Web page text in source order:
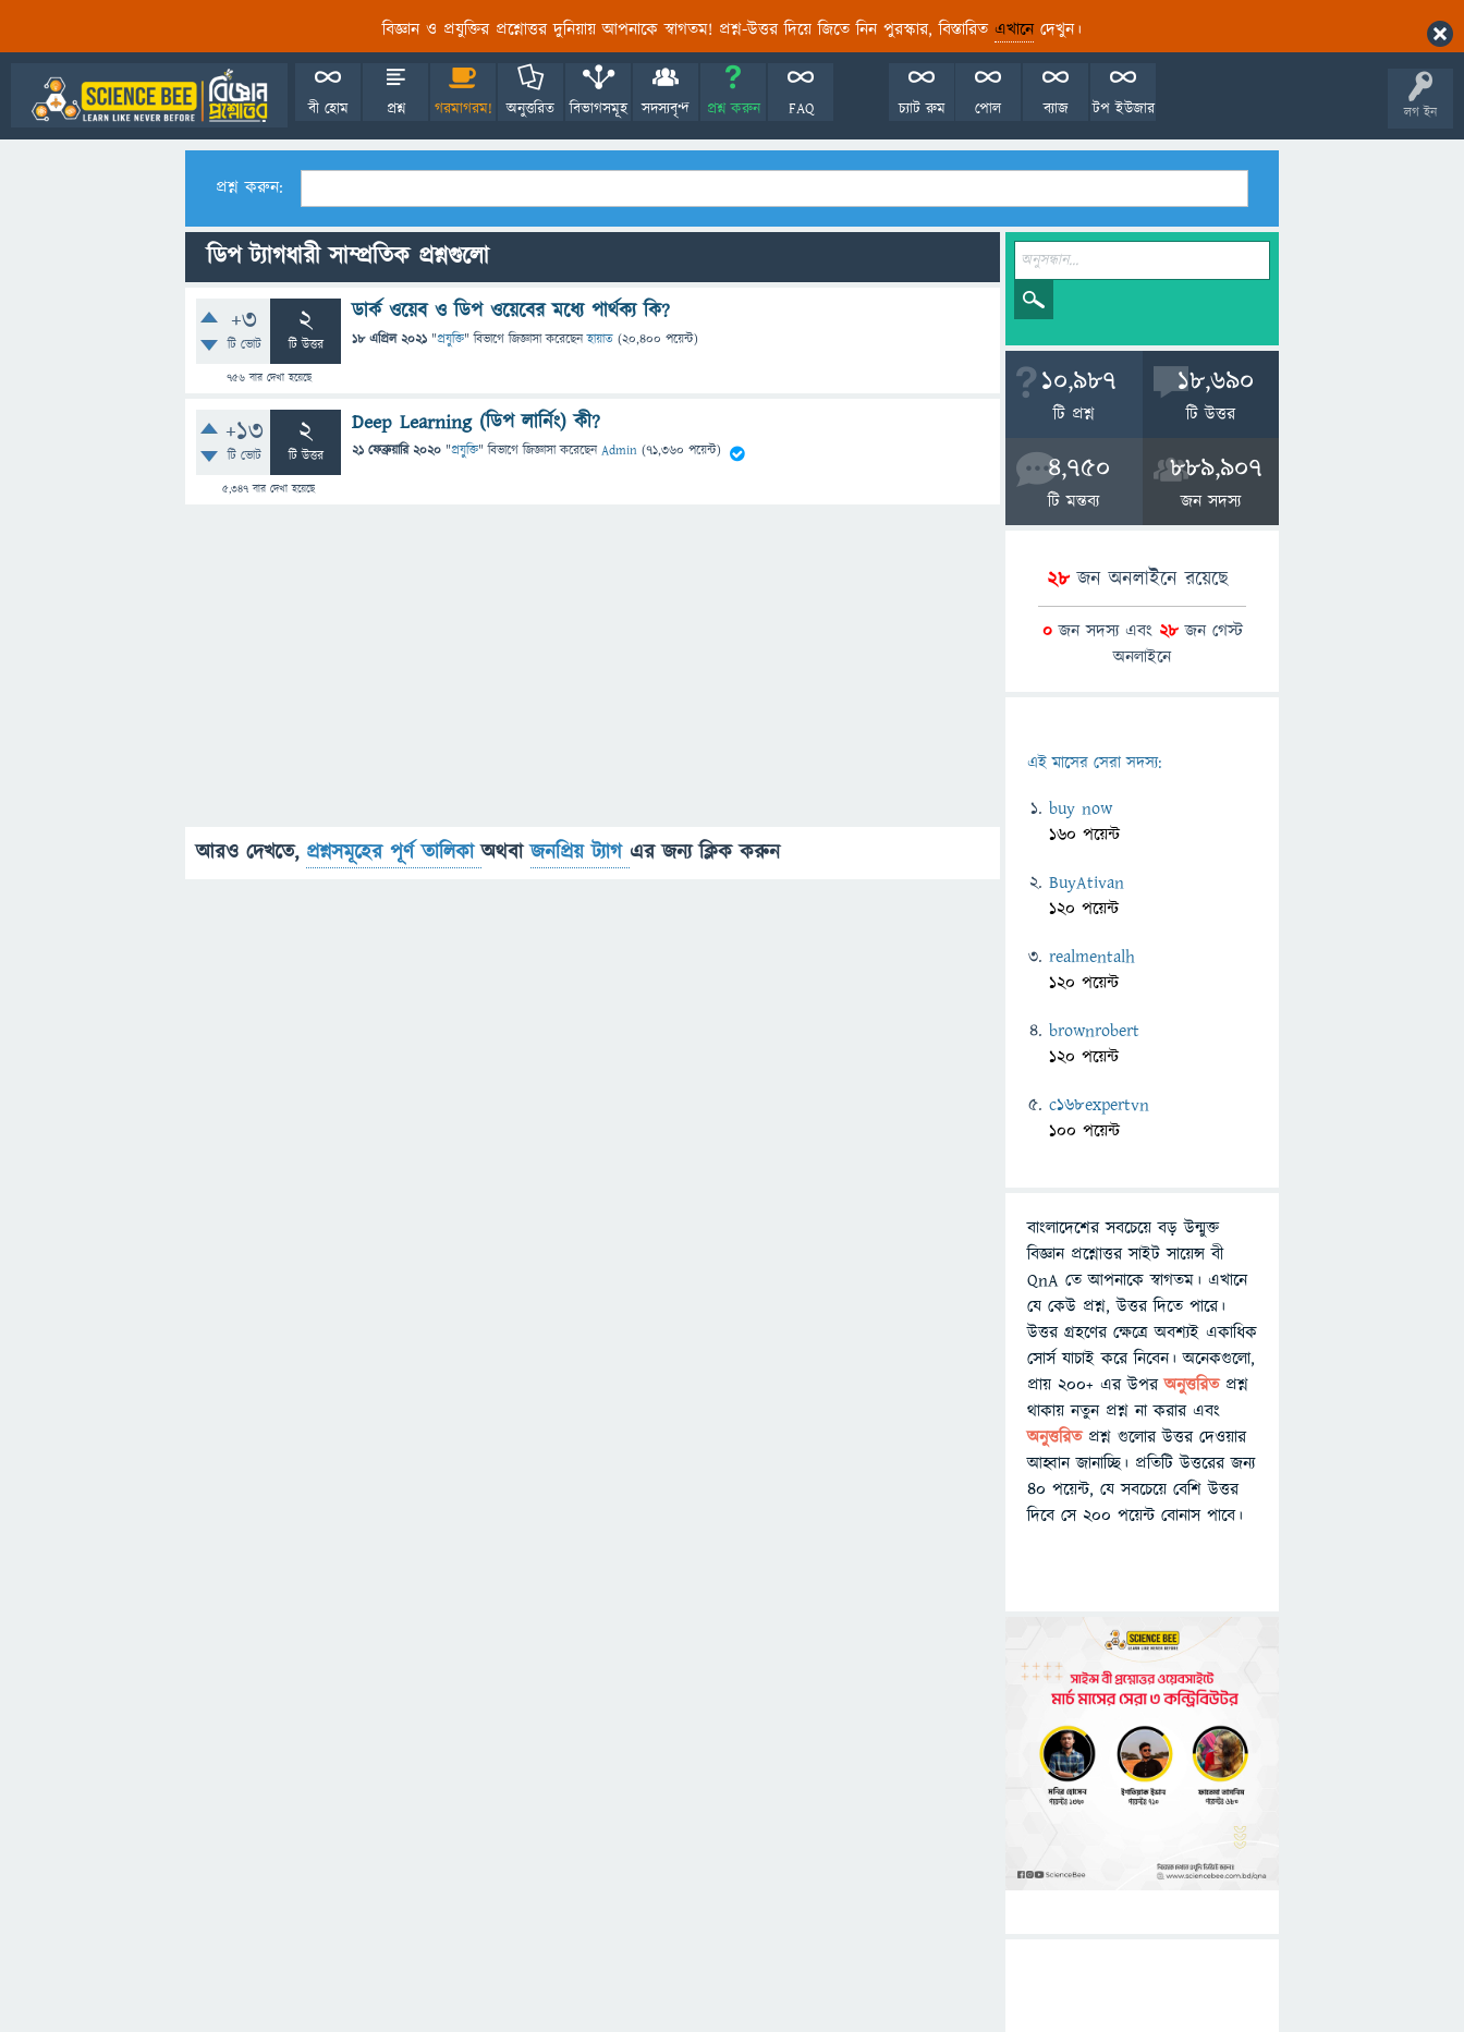
বিজ্ঞান ও প্রযুক্তির প্রশ্নোত্তর দুনিয়ায় আপনাকে স্বাগতম! প্রশ্ন-উত্তর দিয়ে জিতে নিন পুরস্কার, বিস্তারিত এখানেদেখুন।
লগ ইন
বী হোম প্রশ্ন গরমাগরম! অনুত্তরিত বিভাগসমূহ সদস্যবৃন্দ প্রশ্ন করুন FAQ টপ ইউজার
ব্যাজ
পোল
চ্যাট রুম
প্রশ্ন করুন:
ডিপ ট্যাগধারী সাম্প্রতিক প্রশ্নগুলো
+3
টি ভোট
2
টি উত্তর
756বার দেখা হয়েছে
ডার্ক ওয়েব ও ডিপ ওয়েবের মধ্যে পার্থক্য কি?
18 এপ্রিল 2021 "প্রযুক্তি" বিভাগে জিজ্ঞাসাকরেছেনহায়াত (20,400 পয়েন্ট)
+13
টি ভোট
2
টি উত্তর
5,347 বার দেখা হয়েছে
Deep Learning (ডিপ লার্নিং) কী?
21 ফেব্রুয়ারি 2020 "প্রযুক্তি" বিভাগে জিজ্ঞাসাকরেছেনAdmin (71,360 পয়েন্ট)
আরও দেখতে, প্রশ্নসমূহের পূর্ণ তালিকাঅথবাজনপ্রিয় ট্যাগ এর জন্য ক্লিক করুন
10,987
টি প্রশ্ন
18,690
টি উত্তর
4,750
টি মন্তব্য
889,907
জন সদস্য
28জন অনলাইনে রয়েছে
0জন সদস্য এবং 28জন গেস্ট
অনলাইনে
এই মাসের সেরা সদস্য:
buy now
160 পয়েন্ট
BuyAtivan
120 পয়েন্ট
realmentalh
120 পয়েন্ট
brownrobert
120 পয়েন্ট
c168expertvn
100 পয়েন্ট
বাংলাদেশের সবচেয়ে বড় উন্মুক্ত
বিজ্ঞান প্রশ্নোত্তর সাইট সায়েন্স বী
QnA তে আপনাকে স্বাগতম। এখানে
যে কেউ প্রশ্ন, উত্তর দিতে পারে।
উত্তর গ্রহণের ক্ষেত্রে অবশ্যই একাধিক
সোর্স যাচাই করে নিবেন। অনেকগুলো,
প্রায় ২০০+ এর উপরঅনুত্তরিতপ্রশ্ন
থাকায় নতুন প্রশ্ন না করার এবং
অনুত্তরিত প্রশ্ন গুলোর উত্তর দেওয়ার
আহ্বান জানাচ্ছি। প্রতিটি উত্তরের জন্য
৪০ পয়েন্ট, যে সবচেয়ে বেশি উত্তর
দিবে সে ২০০ পয়েন্ট বোনাস পাবে।